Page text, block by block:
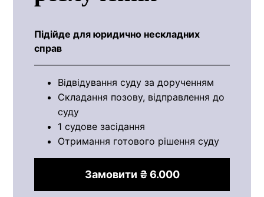
Підійде для юридично нескладних
справ
Відвідування суду за дорученням
Складання позову, відправлення до
суду
1 судове засідання
Отримання готового рішення суду
Замовити ₴ 6.000